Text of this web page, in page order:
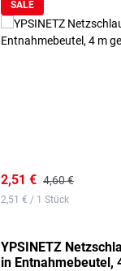
SALE
2,51 € 4,60 €
2,51 € / 1 Stück
YPSINETZ
in Entnahmebeutel,